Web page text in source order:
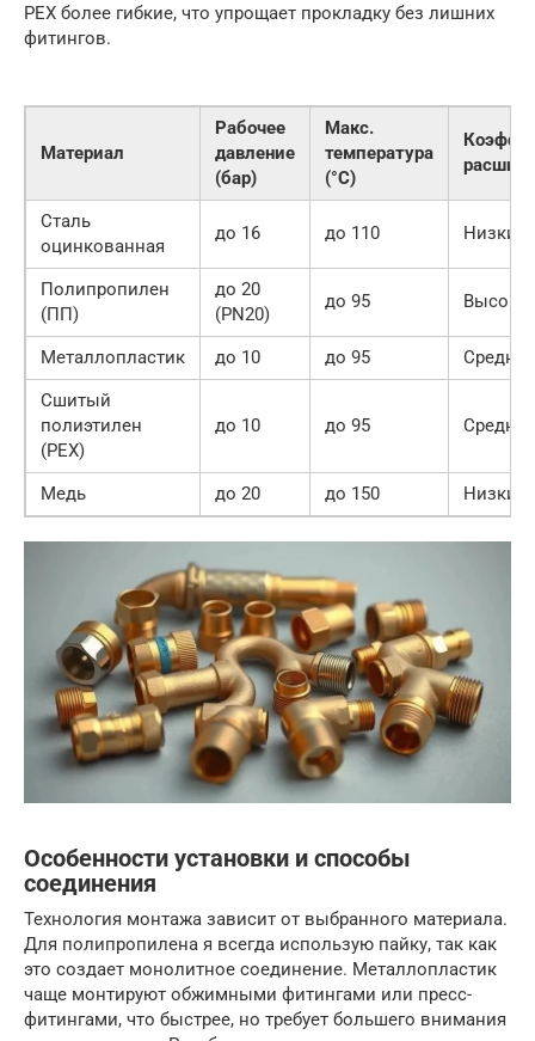
PEX более гибкие, что упрощает прокладку без лишних
фитингов.
Материал
Рабочее
давление
(бар)
Макс.
температура
(°C)
Коэфф.
Сталь
оцинкованная
до 16 до 110 Низкий
Полипропилен
(ПП)
до 20
(PN20)
до 95
Металлопластик до 10 до 95
Сшитый
полиэтилен
(PEX)
до 10 до 95
Медь до 20 до 150 Низкий
Особенности установки и способы
соединения
Технология монтажа зависит от выбранного материала.
Для полипропилена я всегда использую пайку, так как
это создает монолитное соединение. Металлопластик
чаще монтируют обжимными фитингами или пресс-
фитингами, что быстрее, но требует большего внимания